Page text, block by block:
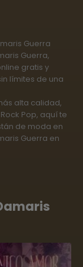
Guerra
Guerra,
gratis y
límites de una
alta calidad,
Pop, aquí te
de moda en
Guerra en